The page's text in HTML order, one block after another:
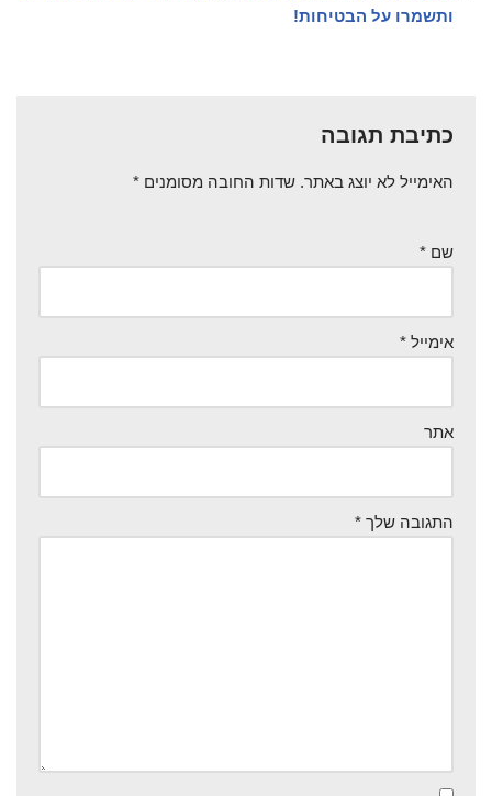
ותשמרו על הבטיחות!
כתיבת תגובה
האימייל לא יוצג באתר. שדות החובה מסומנים *
שם *
אימייל *
אתר
התגובה שלך *